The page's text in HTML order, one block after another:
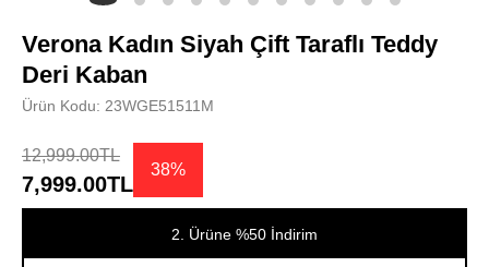
Verona Kadın Siyah Çift Taraflı Teddy
Deri Kaban
Ürün Kodu: 23WGE51511M
12,999.00TL
7,999.00TL
38%
2. Ürüne %50 İndirim